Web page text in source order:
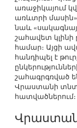
առաջիկայում
առևտրի
նաև
շահավետ կլինի
համար։ Այցի
հանդիպել է
շահագրգռված
Վրաստանի
հատվածներում։